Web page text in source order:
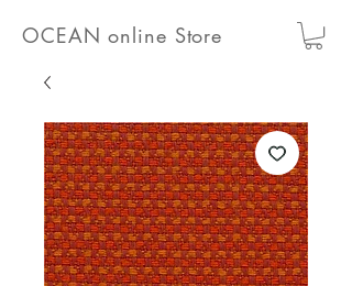
OCEAN online Store